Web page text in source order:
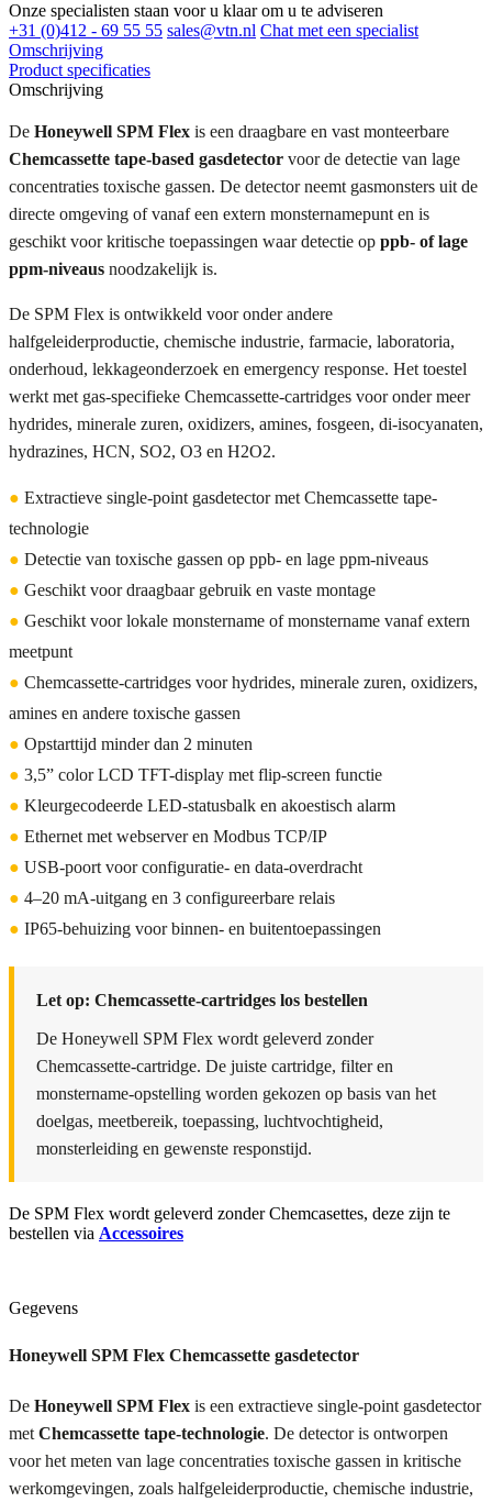
Onze specialisten staan voor u klaar om u te adviseren
+31 (0)412 - 69 55 55 sales@vtn.nl Chat met een specialist
Omschrijving
Product specificaties
Omschrijving
De Honeywell SPM Flex is een draagbare en vast monteerbare
Chemcassette tape-based gasdetector voor de detectie van lage
concentraties toxische gassen. De detector neemt gasmonsters uit de
directe omgeving of vanaf een extern monsternamepunt en is
geschikt voor kritische toepassingen waar detectie op ppb- of lage
ppm-niveaus noodzakelijk is.
De SPM Flex is ontwikkeld voor onder andere
halfgeleiderproductie, chemische industrie, farmacie, laboratoria,
onderhoud, lekkageonderzoek en emergency response. Het toestel
werkt met gas-specifieke Chemcassette-cartridges voor onder meer
hydrides, minerale zuren, oxidizers, amines, fosgeen, di-isocyanaten,
hydrazines, HCN, SO2, O3 en H2O2.
● Extractieve single-point gasdetector met Chemcassette tape-
technologie
● Detectie van toxische gassen op ppb- en lage ppm-niveaus
● Geschikt voor draagbaar gebruik en vaste montage
● Geschikt voor lokale monstername of monstername vanaf extern
meetpunt
● Chemcassette-cartridges voor hydrides, minerale zuren, oxidizers,
amines en andere toxische gassen
● Opstarttijd minder dan 2 minuten
● 3,5” color LCD TFT-display met flip-screen functie
● Kleurgecodeerde LED-statusbalk en akoestisch alarm
● Ethernet met webserver en Modbus TCP/IP
● USB-poort voor configuratie- en data-overdracht
● 4–20 mA-uitgang en 3 configureerbare relais
● IP65-behuizing voor binnen- en buitentoepassingen
Let op: Chemcassette-cartridges los bestellen
De Honeywell SPM Flex wordt geleverd zonder
Chemcassette-cartridge. De juiste cartridge, filter en
monstername-opstelling worden gekozen op basis van het
doelgas, meetbereik, toepassing, luchtvochtigheid,
monsterleiding en gewenste responstijd.
De SPM Flex wordt geleverd zonder Chemcasettes, deze zijn te
bestellen via Accessoires
Gegevens
Honeywell SPM Flex Chemcassette gasdetector
De Honeywell SPM Flex is een extractieve single-point gasdetector
met Chemcassette tape-technologie. De detector is ontworpen
voor het meten van lage concentraties toxische gassen in kritische
werkomgevingen, zoals halfgeleiderproductie, chemische industrie,